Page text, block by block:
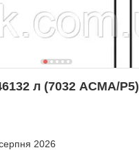
л (7032 АСМА/Р5)
2026